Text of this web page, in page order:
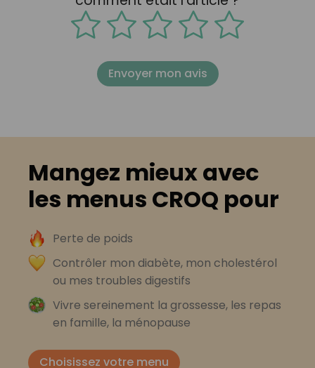
Envoyer mon avis
Mangez mieux avec
les menus CROQ pour
Perte de poids
Contrôler mon diabète, mon cholestérol
ou mes troubles digestifs
Vivre sereinement la grossesse, les repas
en famille, la ménopause
Choisissez votre menu